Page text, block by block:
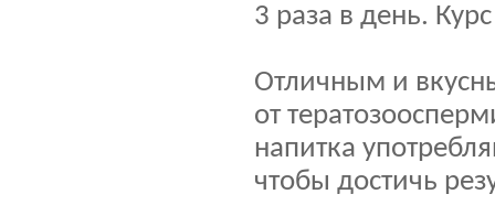
3 раза в день.
Отличным и
от
напитка
чтобы достичь